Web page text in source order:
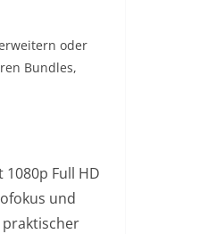
oder
Bundles,
Full HD
und
praktischer